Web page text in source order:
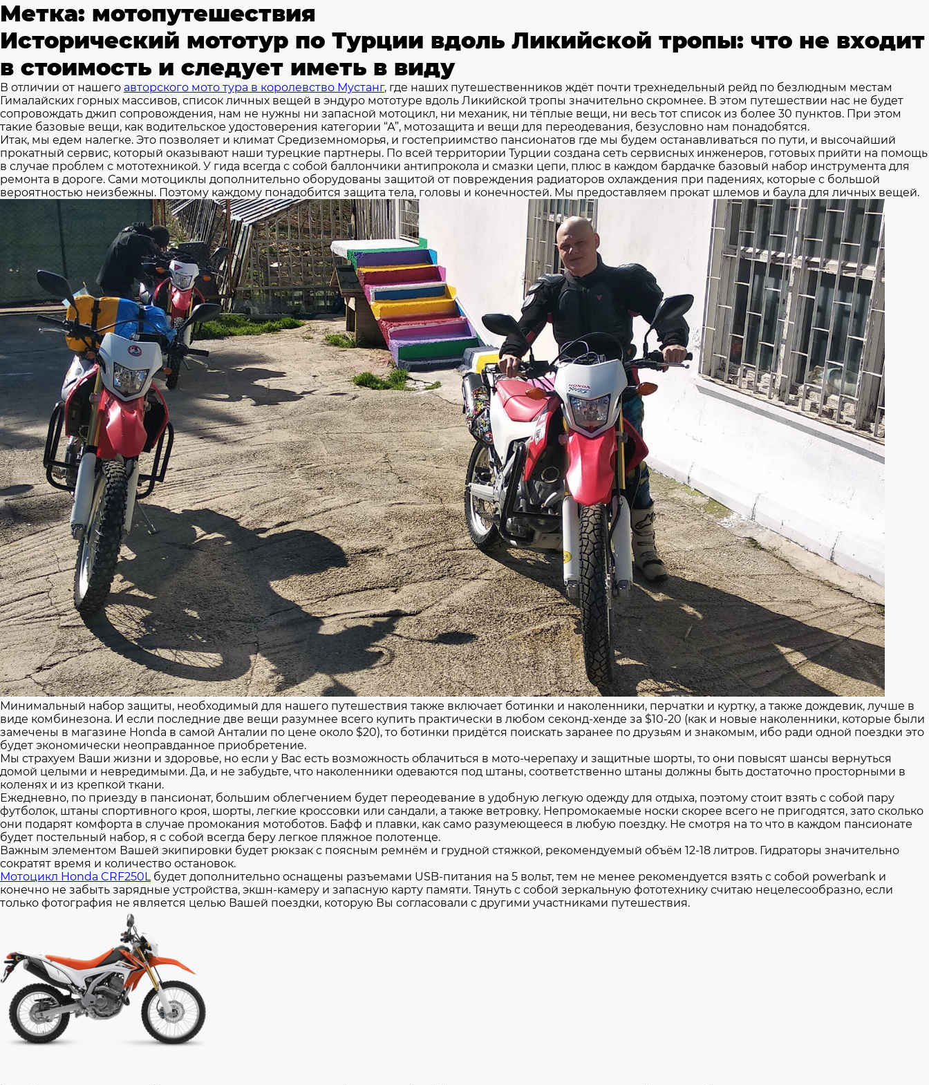
Метка: мотопутешествия
Исторический мототур по Турции вдоль Ликийской тропы: что не входит
в стоимость и следует иметь в виду
В отличии от нашего авторского мото тура в королевство Мустанг, где наших путешественников ждёт почти трехнедельный рейд по безлюдным местам
Гималайских горных массивов, список личных вещей в эндуро мототуре вдоль Ликийской тропы значительно скромнее. В этом путешествии нас не будет
сопровождать джип сопровождения, нам не нужны ни запасной мотоцикл, ни механик, ни тёплые вещи, ни весь тот список из более 30 пунктов. При этом
такие базовые вещи, как водительское удостоверения категории “А”, мотозащита и вещи для переодевания, безусловно нам понадобятся.
Итак, мы едем налегке. Это позволяет и климат Средиземноморья, и гостеприимство пансионатов где мы будем останавливаться по пути, и высочайший
прокатный сервис, который оказывают наши турецкие партнеры. По всей территории Турции создана сеть сервисных инженеров, готовых прийти на помощь
в случае проблем с мототехникой. У гида всегда с собой баллончики антипрокола и смазки цепи, плюс в каждом бардачке базовый набор инструмента для
ремонта в дороге. Сами мотоциклы дополнительно оборудованы защитой от повреждения радиаторов охлаждения при падениях, которые с большой
вероятностью неизбежны. Поэтому каждому понадобится защита тела, головы и конечностей. Мы предоставляем прокат шлемов и баула для личных вещей.
Минимальный набор защиты, необходимый для нашего путешествия также включает ботинки и наколенники, перчатки и куртку, а также дождевик, лучше в
виде комбинезона. И если последние две вещи разумнее всего купить практически в любом секонд-хенде за $10-20 (как и новые наколенники, которые были
замечены в магазине Honda в самой Анталии по цене около $20), то ботинки придётся поискать заранее по друзьям и знакомым, ибо ради одной поездки это
будет экономически неоправданное приобретение.
Мы страхуем Ваши жизни и здоровье, но если у Вас есть возможность облачиться в мото-черепаху и защитные шорты, то они повысят шансы вернуться
домой целыми и невредимыми. Да, и не забудьте, что наколенники одеваются под штаны, соответственно штаны должны быть достаточно просторными в
коленях и из крепкой ткани.
Ежедневно, по приезду в пансионат, большим облегчением будет переодевание в удобную легкую одежду для отдыха, поэтому стоит взять с собой пару
футболок, штаны спортивного кроя, шорты, легкие кроссовки или сандали, а также ветровку. Непромокаемые носки скорее всего не пригодятся, зато сколько
они подарят комфорта в случае промокания мотоботов. Бафф и плавки, как само разумеющееся в любую поездку. Не смотря на то что в каждом пансионате
будет постельный набор, я с собой всегда беру легкое пляжное полотенце.
Важным элементом Вашей экипировки будет рюкзак с поясным ремнём и грудной стяжкой, рекомендуемый объём 12-18 литров. Гидраторы значительно
сократят время и количество остановок.
Мотоцикл Honda CRF250Lбудет дополнительно оснащены разъемами USB-питания на 5 вольт, тем не менее рекомендуется взять с собой powerbank и
конечно не забыть зарядные устройства, экшн-камеру и запасную карту памяти. Тянуть с собой зеркальную фототехнику считаю нецелесообразно, если
только фотография не является целью Вашей поездки, которую Вы согласовали с другими участниками путешествия.